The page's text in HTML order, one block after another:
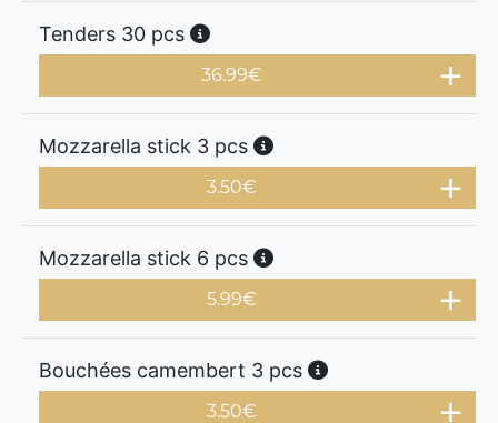
Tenders 30 pcs
36.99€
Mozzarella stick 3 pcs
3.50€
Mozzarella stick 6 pcs
5.99€
Bouchées camembert 3 pcs
3.50€